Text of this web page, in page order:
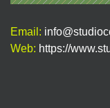
Email:
Web: https://